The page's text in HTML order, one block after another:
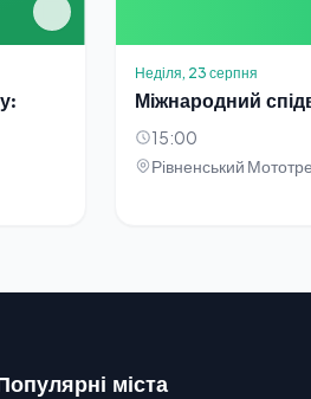
Неділя, 23 серпня
Міжнародний
15:00
Рівненський
міста